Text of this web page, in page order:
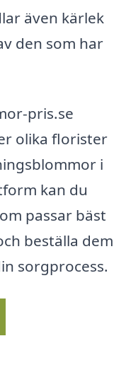
även kärlek
den som har
pris.se
olika florister
i
kan du
passar bäst
beställa dem
sorgprocess.